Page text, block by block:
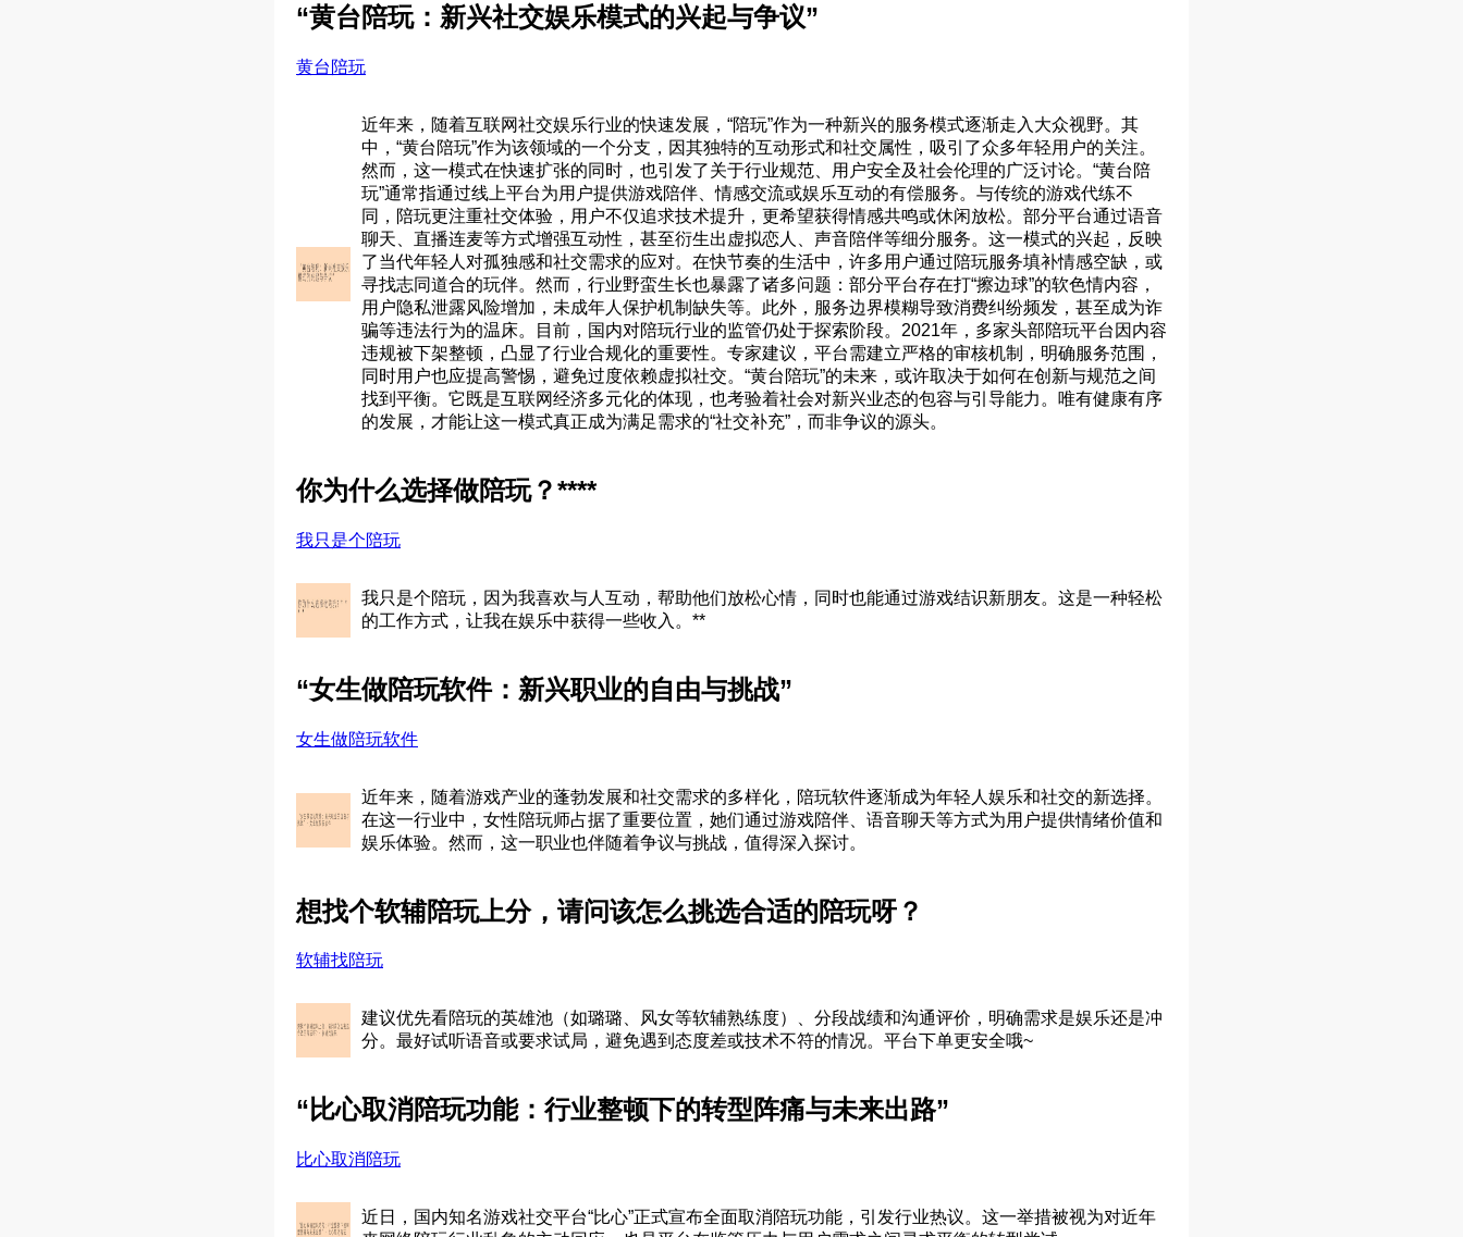
“黄台陪玩：新兴社交娱乐模式的兴起与争议”
黄台陪玩
近年来，随着互联网社交娱乐行业的快速发展，“陪玩”作为一种新兴的服务模式逐渐走入大众视野。其
中，“黄台陪玩”作为该领域的一个分支，因其独特的互动形式和社交属性，吸引了众多年轻用户的关注。
然而，这一模式在快速扩张的同时，也引发了关于行业规范、用户安全及社会伦理的广泛讨论。“黄台陪
玩”通常指通过线上平台为用户提供游戏陪伴、情感交流或娱乐互动的有偿服务。与传统的游戏代练不
同，陪玩更注重社交体验，用户不仅追求技术提升，更希望获得情感共鸣或休闲放松。部分平台通过语音
聊天、直播连麦等方式增强互动性，甚至衍生出虚拟恋人、声音陪伴等细分服务。这一模式的兴起，反映
了当代年轻人对孤独感和社交需求的应对。在快节奏的生活中，许多用户通过陪玩服务填补情感空缺，或
寻找志同道合的玩伴。然而，行业野蛮生长也暴露了诸多问题：部分平台存在打“擦边球”的软色情内容，
用户隐私泄露风险增加，未成年人保护机制缺失等。此外，服务边界模糊导致消费纠纷频发，甚至成为诈
骗等违法行为的温床。目前，国内对陪玩行业的监管仍处于探索阶段。2021年，多家头部陪玩平台因内容
违规被下架整顿，凸显了行业合规化的重要性。专家建议，平台需建立严格的审核机制，明确服务范围，
同时用户也应提高警惕，避免过度依赖虚拟社交。“黄台陪玩”的未来，或许取决于如何在创新与规范之间
找到平衡。它既是互联网经济多元化的体现，也考验着社会对新兴业态的包容与引导能力。唯有健康有序
的发展，才能让这一模式真正成为满足需求的“社交补充”，而非争议的源头。
你为什么选择做陪玩？****
我只是个陪玩
我只是个陪玩，因为我喜欢与人互动，帮助他们放松心情，同时也能通过游戏结识新朋友。这是一种轻松
的工作方式，让我在娱乐中获得一些收入。**
“女生做陪玩软件：新兴职业的自由与挑战”
女生做陪玩软件
近年来，随着游戏产业的蓬勃发展和社交需求的多样化，陪玩软件逐渐成为年轻人娱乐和社交的新选择。
在这一行业中，女性陪玩师占据了重要位置，她们通过游戏陪伴、语音聊天等方式为用户提供情绪价值和
娱乐体验。然而，这一职业也伴随着争议与挑战，值得深入探讨。
想找个软辅陪玩上分，请问该怎么挑选合适的陪玩呀？
软辅找陪玩
建议优先看陪玩的英雄池（如璐璐、风女等软辅熟练度）、分段战绩和沟通评价，明确需求是娱乐还是冲
分。最好试听语音或要求试局，避免遇到态度差或技术不符的情况。平台下单更安全哦~
“比心取消陪玩功能：行业整顿下的转型阵痛与未来出路”
比心取消陪玩
近日，国内知名游戏社交平台“比心”正式宣布全面取消陪玩功能，引发行业热议。这一举措被视为对近年